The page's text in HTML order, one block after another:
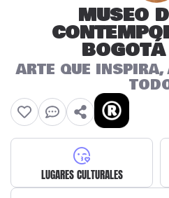
MUSEO
ARTE QUE
LUGARES CULTURALES